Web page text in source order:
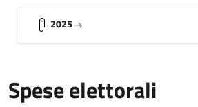
2025
Spese elettorali